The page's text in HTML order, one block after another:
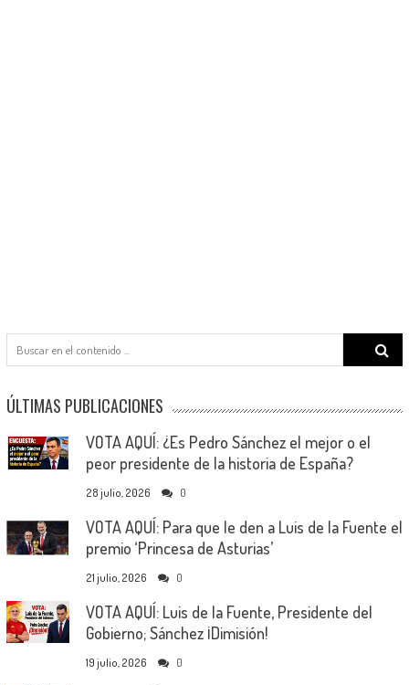
Search
for:
ÚLTIMAS PUBLICACIONES
VOTA AQUÍ: ¿Es Pedro Sánchez el mejor o el
peor presidente de la historia de España?
28 julio, 2026 0
VOTA AQUÍ: Para que le den a Luis de la Fuente el
premio ‘Princesa de Asturias’
21 julio, 2026 0
VOTA AQUÍ: Luis de la Fuente, Presidente del
Gobierno; Sánchez ¡Dimisión!
19 julio, 2026 0